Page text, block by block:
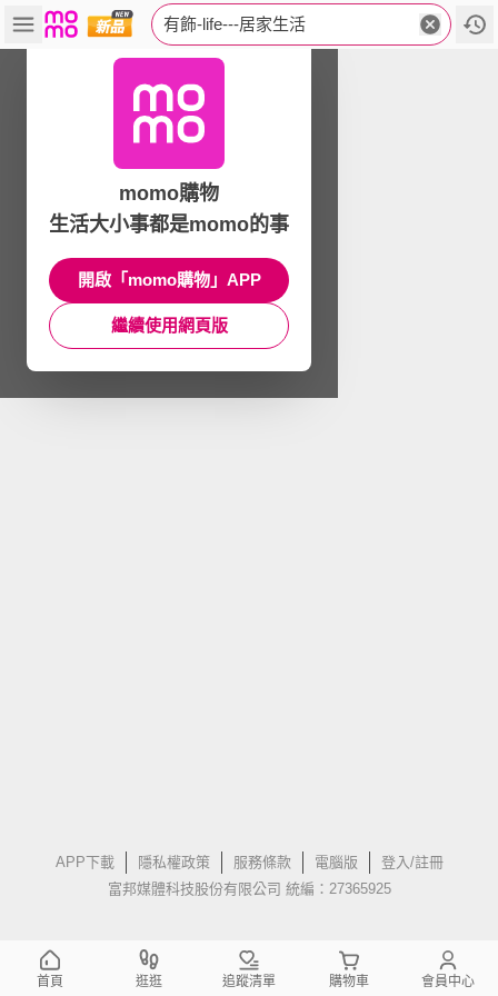
有飾-life---居家生活
APP下載 隱私權政策 服務條款 電腦版
登入/註冊
富邦媒體科技股份有限公司 統編：27365925
momo購物
生活大小事都是momo的事
開啟「momo購物」APP
繼續使用網頁版
首頁 逛逛 追蹤清單 購物車 會員中心